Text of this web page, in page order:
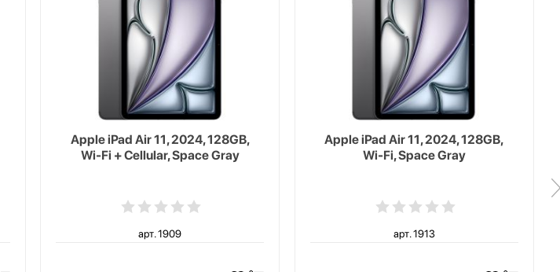
Apple iPad Air 11, 2024, 128GB,
Wi-Fi + Cellular, Space Gray
арт. 1909
Apple iPad Air 11, 2024, 128GB,
Wi-Fi, Space Gray
арт. 1913